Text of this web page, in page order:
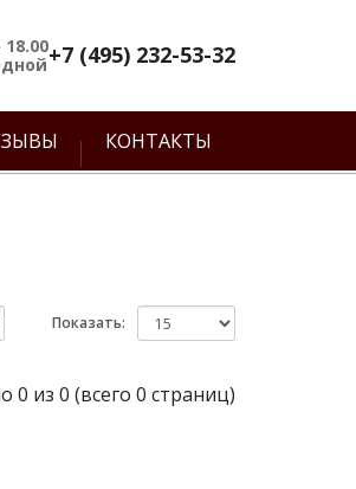
18.00+7 (495) 232-53-32
КОНТАКТЫ
Показать:
0 из 0 (всего 0 страниц)